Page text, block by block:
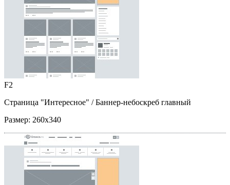
F2
Страница "Интересное" / Баннер-небоскреб главный
Размер: 260x340